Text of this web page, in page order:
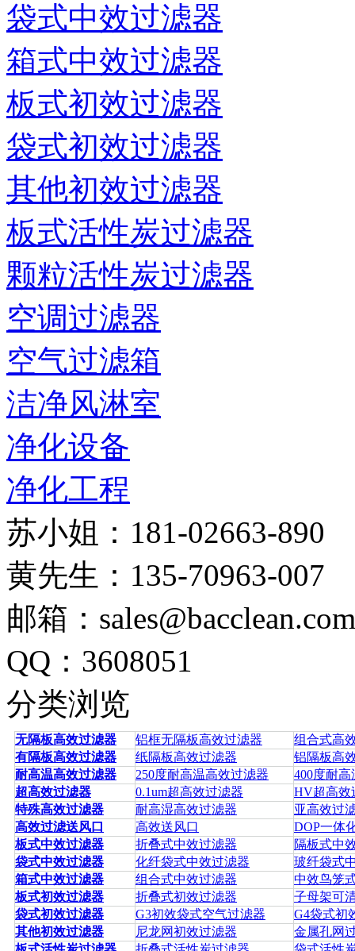
袋式中效过滤器
箱式中效过滤器
板式初效过滤器
袋式初效过滤器
其他初效过滤器
板式活性炭过滤器
颗粒活性炭过滤器
空调过滤器
空气过滤箱
洁净风淋室
净化设备
净化工程
苏小姐：181-02663-890
黄先生：135-70963-007
邮箱：sales@bacclean.com
QQ：3608051
分类浏览
无隔板高效过滤器 铝框无隔板高效过滤器
组合式高
有隔板高效过滤器
纸隔板高效过滤器
铝隔板高
耐高温高效过滤器
250度耐高温高效过滤器
400度耐
超高效过滤器
0.1um超高效过滤器
HV超高效
特殊高效过滤器
耐高湿高效过滤器
亚高效过
高效过滤送风口
高效送风口
DOP一体
板式中效过滤器
折叠式中效过滤器
隔板式中
袋式中效过滤器
化纤袋式中效过滤器
玻纤袋式
箱式中效过滤器
组合式中效过滤器
中效鸟笼
板式初效过滤器
折叠式初效过滤器
子母架可
袋式初效过滤器
G3初效袋式空气过滤器
G4袋式初
其他初效过滤器
尼龙网初效过滤器
金属孔网